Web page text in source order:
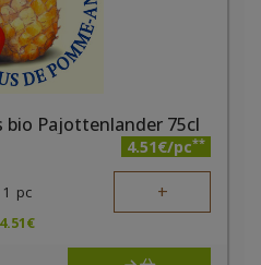
bio Pajottenlander 75cl
4.51€/pc**
1 pc +
4.51€